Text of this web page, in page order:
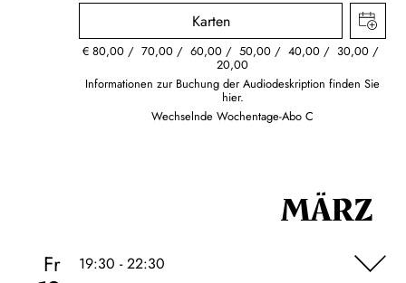
Karten
€80,00 70,00 60,00 50,00 40,00 30,00
20,00
Informationen zur Buchung der Audiodeskription finden Sie
hier.
Wechselnde Wochentage-Abo C
MÄRZ
Fr
19:30 - 22:30